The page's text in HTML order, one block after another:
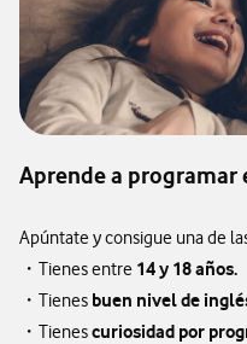
Aprende a programar
Apúntate y consigue una de
・Tienes entre 14 y 18 años.
・Tienes buen nivel de
・Tienescuriosidad por